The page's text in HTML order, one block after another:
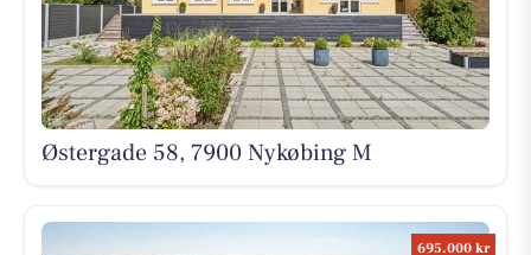
Østergade 58, 7900 Nykøbing M
695.000 kr